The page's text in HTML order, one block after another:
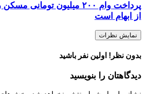
پرداخت وام ۲۰۰ میلیون
از ابهام است
نمایش نظرات
بدون نظر! اولین نفر باشید
دیدگاهتان را بنویسید